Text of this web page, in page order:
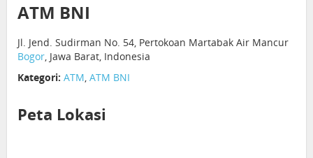
ATM BNI
Jl. Jend. Sudirman No. 54, Pertokoan Martabak Air Mancur
Bogor, Jawa Barat, Indonesia
Kategori: ATM, ATM BNI
Peta Lokasi